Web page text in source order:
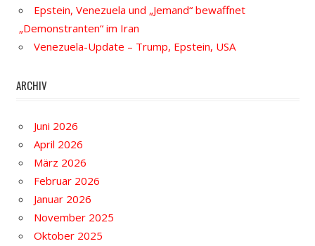
Epstein, Venezuela und „Jemand“ bewaffnet
„Demonstranten“ im Iran
Venezuela-Update – Trump, Epstein, USA
ARCHIV
Juni 2026
April 2026
März 2026
Februar 2026
Januar 2026
November 2025
Oktober 2025